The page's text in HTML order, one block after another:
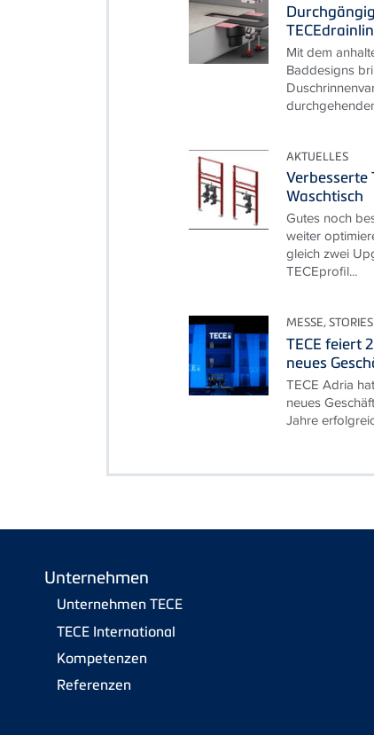
Mit dem
Baddesigns
AKTUELLES
Verbesserte
Waschtisch
Gutes noch
weiter
gleich zwei
TECEprofil...
MESSE, STORIES
TECE feiert
neues
TECE Adria
neues
Jahre
Unternehmen
Unternehmen TECE
TECE International
Kompetenzen
Referenzen